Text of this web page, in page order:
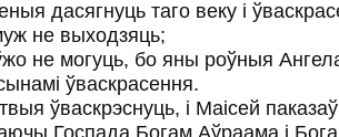
дасягнуць таго веку і
не выходзяць;
не могуць, бо яны роўныя
ўваскрасення.
ўваскрэснуць, і Маісей